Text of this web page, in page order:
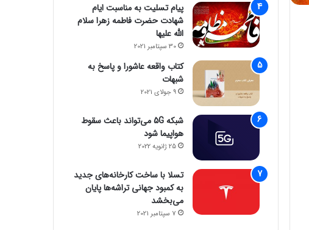
پیام تسلیت به مناسبت ایام
شهادت حضرت فاطمه زهرا سلام
الله علیها
30 سپتامبر 2021
کتاب واقعه عاشورا و پاسخ به
شبهات
9 جولای 2021
شبکه 5G می‌تواند باعث سقوط
هواپیما شود
25 ژانویه 2022
تسلا با ساخت کارخانه‌های جدید
به کمبود جهانی تراشه‌ها پایان
می‌بخشد
7 سپتامبر 2021